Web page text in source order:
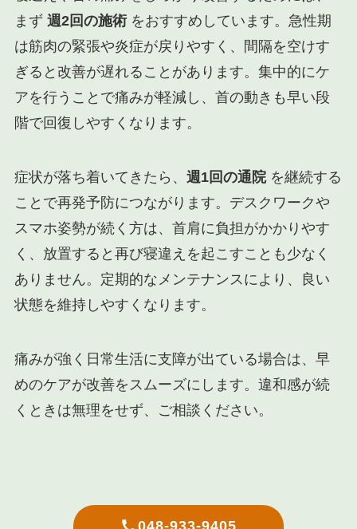
まず 週2回の施術をおすすめしています。急性期
は筋肉の緊張や炎症が戻りやすく、間隔を空けす
ぎると改善が遅れることがあります。集中的にケ
アを行うことで痛みが軽減し、首の動きも早い段
階で回復しやすくなります。
症状が落ち着いてきたら、 週1回の通院を継続する
ことで再発予防につながります。デスクワークや
スマホ姿勢が続く方は、首肩に負担がかかりやす
く、放置すると再び寝違えを起こすことも少なく
ありません。定期的なメンテナンスにより、良い
状態を維持しやすくなります。
痛みが強く日常生活に支障が出ている場合は、早
めのケアが改善をスムーズにします。違和感が続
くときは無理をせず、ご相談ください。